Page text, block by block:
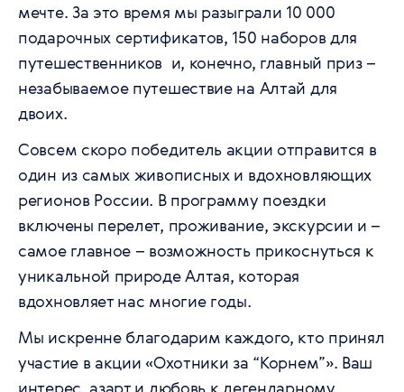
мечте. За это время мы разыграли 10 000
подарочных сертификатов, 150 наборов для
путешественников и, конечно, главный приз –
незабываемое путешествие на Алтай для
двоих.
Совсем скоро победитель акции отправится в
один из самых живописных и вдохновляющих
регионов России. В программу поездки
включены перелет, проживание, экскурсии и –
самое главное – возможность прикоснуться к
уникальной природе Алтая, которая
вдохновляет нас многие годы.
Мы искренне благодарим каждого, кто принял
участие в акции «Охотники за “Корнем”». Ваш
интерес, азарт и любовь к легендарному